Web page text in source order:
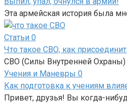
Эта армейская история была
Статьи 0
Что такое СВО, как
СВО (Силы Внутренней
Учения и Маневры 0
Как подготовка к учениям
Привет, друзья! Вы когда-